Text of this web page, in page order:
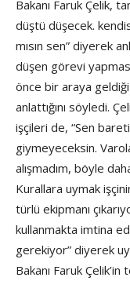
Bakanı Faruk Çelik,
düştü düşecek.
mısın sen” diyerek
düşen görevi
önce bir araya
anlattığını söyledi.
işçileri de, “Sen
giymeyeceksin.
alışmadım, böyle
Kurallara uymak
türlü ekipmanı
kullanmakta imtina
gerekiyor” diyerek
Bakanı Faruk